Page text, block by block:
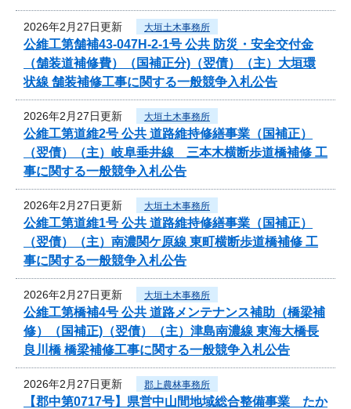
2026年2月27日更新 大垣土木事務所
公維工第舗補43-047H-2-1号 公共 防災・安全交付金
（舗装道補修費）（国補正分)（翌債）（主）大垣環
状線 舗装補修工事に関する一般競争入札公告
2026年2月27日更新 大垣土木事務所
公維工第道維2号 公共 道路維持修繕事業（国補正）
（翌債）（主）岐阜垂井線 三本木横断歩道橋補修 工
事に関する一般競争入札公告
2026年2月27日更新 大垣土木事務所
公維工第道維1号 公共 道路維持修繕事業（国補正）
（翌債）（主）南濃関ケ原線 東町横断歩道橋補修 工
事に関する一般競争入札公告
2026年2月27日更新 大垣土木事務所
公維工第橋補4号 公共 道路メンテナンス補助（橋梁補
修）（国補正)（翌債）（主）津島南濃線 東海大橋長
良川橋 橋梁補修工事に関する一般競争入札公告
2026年2月27日更新 郡上農林事務所
【郡中第0717号】県営中山間地域総合整備事業 たか